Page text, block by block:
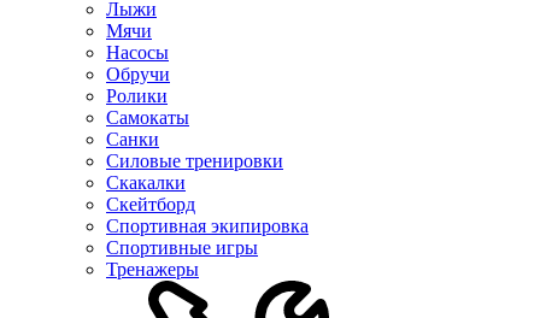
Лыжи
Мячи
Насосы
Обручи
Ролики
Самокаты
Санки
Силовые тренировки
Скакалки
Скейтборд
Спортивная экипировка
Спортивные игры
Тренажеры